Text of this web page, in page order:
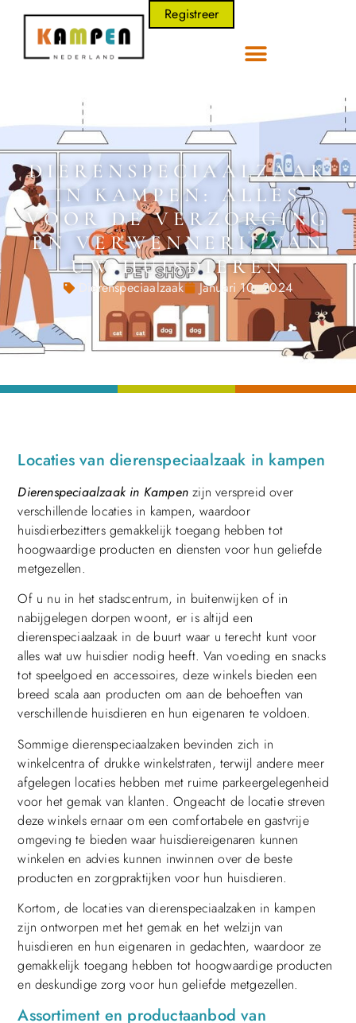
Registreer
DIERENSPECIAALZAAK
IN KAMPEN: ALLES
VOOR DE VERZORGING
EN VERWENNERIJ VAN
UW HUISDIEREN
Dierenspeciaalzaak Januari 10, 2024
Locaties van dierenspeciaalzaak in kampen
Dierenspeciaalzaak in Kampen zijn verspreid over
verschillende locaties in kampen, waardoor
huisdierbezitters gemakkelijk toegang hebben tot
hoogwaardige producten en diensten voor hun geliefde
metgezellen.
Of u nu in het stadscentrum, in buitenwijken of in
nabijgelegen dorpen woont, er is altijd een
dierenspeciaalzaak in de buurt waar u terecht kunt voor
alles wat uw huisdier nodig heeft. Van voeding en snacks
tot speelgoed en accessoires, deze winkels bieden een
breed scala aan producten om aan de behoeften van
verschillende huisdieren en hun eigenaren te voldoen.
Sommige dierenspeciaalzaken bevinden zich in
winkelcentra of drukke winkelstraten, terwijl andere meer
afgelegen locaties hebben met ruime parkeergelegenheid
voor het gemak van klanten. Ongeacht de locatie streven
deze winkels ernaar om een ​​comfortabele en gastvrije
omgeving te bieden waar huisdiereigenaren kunnen
winkelen en advies kunnen inwinnen over de beste
producten en zorgpraktijken voor hun huisdieren.
Kortom, de locaties van dierenspeciaalzaken in kampen
zijn ontworpen met het gemak en het welzijn van
huisdieren en hun eigenaren in gedachten, waardoor ze
gemakkelijk toegang hebben tot hoogwaardige producten
en deskundige zorg voor hun geliefde metgezellen.
Assortiment en productaanbod van